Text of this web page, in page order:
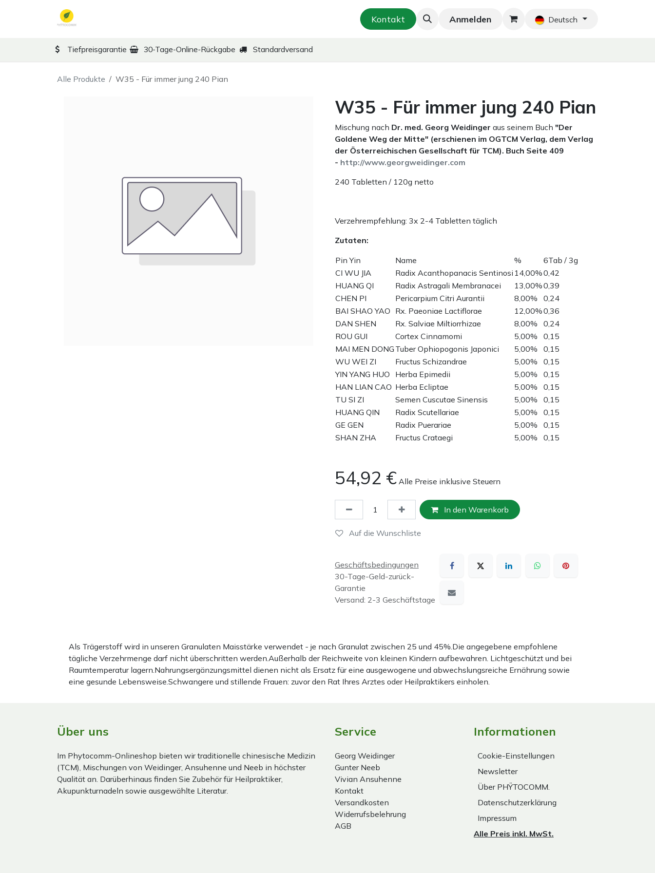
Kräuter-Zubereitungen Neu! Blog Home Shop
Kontakt Anmelden Deutsch
Tiefpreisgarantie 30-Tage-Online-Rückgabe Standardversand
Alle Produkte W35 - Für immer jung 240 Pian
W35 - Für immer jung 240 Pian
Mischung nach Dr. med. Georg Weidinger aus seinem Buch "Der
Goldene Weg der Mitte" (erschienen im OGTCM Verlag, dem Verlag
der Österreichischen Gesellschaft für TCM). Buch Seite 409
- http://www.georgweidinger.com
240 Tabletten / 120g netto
Verzehrempfehlung: 3x 2-4 Tabletten täglich
Zutaten:
Pin Yin Name %
6Tab / 3g
CI WU JIA
Radix Acanthopanacis Sentinosi 14,00%0,42
HUANG QI
Radix Astragali Membranacei 13,00%0,39
CHEN PI
Pericarpium Citri Aurantii 8,00%
0,24
BAI SHAO YAO Rx. Paeoniae Lactiflorae 12,00%0,36
DAN SHEN
Rx. Salviae Miltiorrhizae 8,00%
0,24
ROU GUI
Cortex Cinnamomi 5,00%
0,15
MAI MEN DONG Tuber Ophiopogonis Japonici 5,00%
0,15
WU WEI ZI
Fructus Schizandrae 5,00%
0,15
YIN YANG HUO
Herba Epimedii 5,00%
0,15
HAN LIAN CAO Herba Ecliptae 5,00%
0,15
TU SI ZI
Semen Cuscutae Sinensis 5,00%
0,15
HUANG QIN
Radix Scutellariae 5,00%
0,15
GE GEN
Radix Puerariae 5,00%
0,15
SHAN ZHA
Fructus Crataegi 5,00% 0,15
54,92 € Alle Preise inklusive Steuern
In den Warenkorb
Auf die Wunschliste
Geschäftsbedingungen
30-Tage-Geld-zurück-
Garantie
Versand: 2-3 Geschäftstage
Als Trägerstoff wird in unseren Granulaten Maisstärke verwendet - je nach Granulat zwischen 25 und 45%.Die angegebene empfohlene
tägliche Verzehrmenge darf nicht überschritten werden.Außerhalb der Reichweite von kleinen Kindern aufbewahren. Lichtgeschützt und bei
Raumtemperatur lagern.Nahrungsergänzungsmittel dienen nicht als Ersatz für eine ausgewogene und abwechslungsreiche Ernährung sowie
eine gesunde Lebensweise.Schwangere und stillende Frauen: zuvor den Rat Ihres Arztes oder Heilpraktikers einholen.
Über uns
Im Phytocomm-Onlineshop bieten wir traditionelle chinesische Medizin
(TCM), Mischungen von Weidinger, Ansuhenne und Neeb in höchster
Qualität an. Darüberhinaus finden Sie Zubehör für Heilpraktiker,
Akupunkturnadeln sowie ausgewählte Literatur.
Service
Georg Weidinger
Gunter Neeb
Vivian Ansuhenne
Kontakt
Versandkosten
Widerrufsbelehrung
AGB
Informationen
Cookie-Einstellungen
Newsletter
Über PHŸTOCOMM.
Datenschutzerklärung
Impressum
Alle Preis inkl. MwSt.